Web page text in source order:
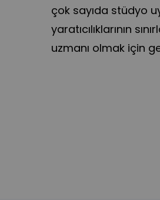
çok sayıda stüdyo
yaratıcılıklarının
uzmanı olmak için